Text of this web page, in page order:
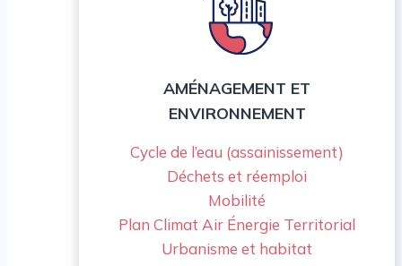
AMÉNAGEMENT ET
ENVIRONNEMENT
Cycle de l’eau (assainissement)
Déchets et réemploi
Mobilité
Plan Climat Air Énergie Territorial
Urbanisme et habitat